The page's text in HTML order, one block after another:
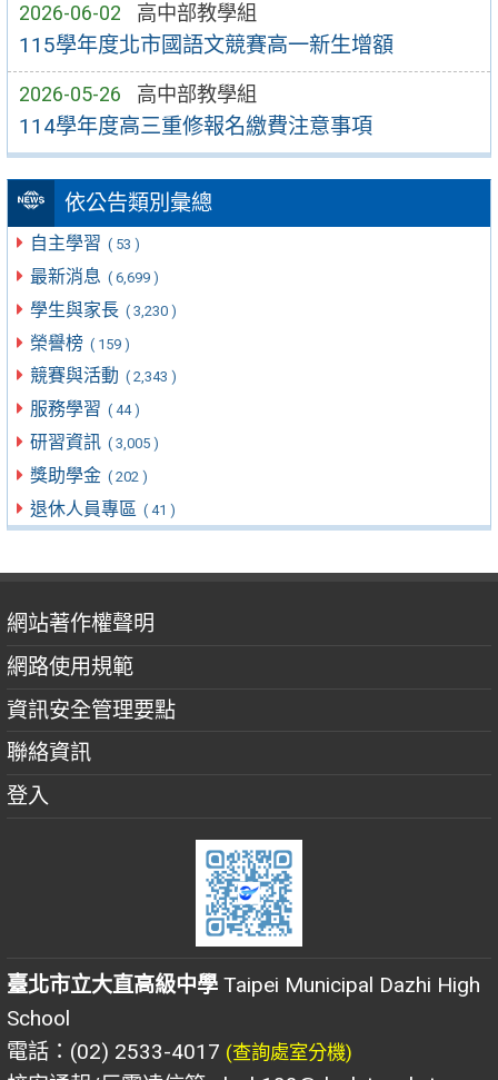
2026-06-02 高中部教學組
115學年度北市國語文競賽高一新生增額
2026-05-26 高中部教學組
114學年度高三重修報名繳費注意事項
依公告類別彙總
自主學習 ( 53 )
最新消息 ( 6,699 )
學生與家長 ( 3,230 )
榮譽榜 ( 159 )
競賽與活動 ( 2,343 )
服務學習 ( 44 )
研習資訊 ( 3,005 )
獎助學金 ( 202 )
退休人員專區 ( 41 )
網站著作權聲明
網路使用規範
資訊安全管理要點
聯絡資訊
登入
臺北市立大直高級中學 Taipei Municipal Dazhi High
School
電話：(02) 2533-4017 (查詢處室分機)